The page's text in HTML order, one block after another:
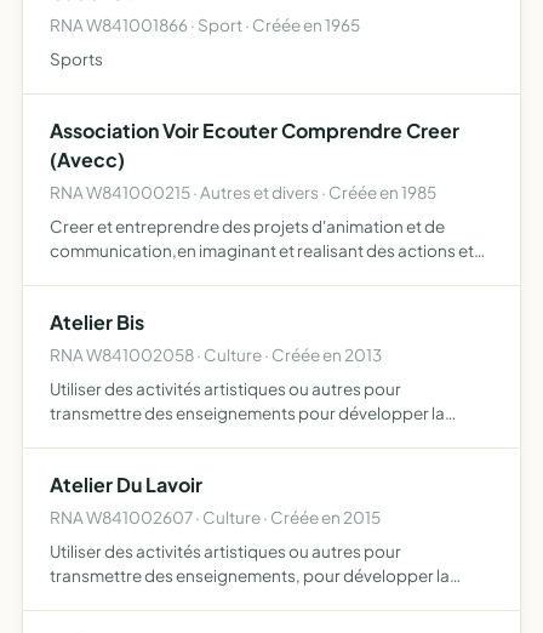
RNA W841001866 · Sport · Créée en 1965
Sports
Association Voir Ecouter Comprendre Creer
(Avecc)
RNA W841000215 · Autres et divers · Créée en 1985
Creer et entreprendre des projets d'animation et de
communication,en imaginant et realisant des actions et
Atelier Bis
RNA W841002058 · Culture · Créée en 2013
Utiliser des activités artistiques ou autres pour
transmettre des enseignements pour développer la
obédience politique …
Atelier Du Lavoir
RNA W841002607 · Culture · Créée en 2015
Utiliser des activités artistiques ou autres pour
transmettre des enseignements, pour développer la